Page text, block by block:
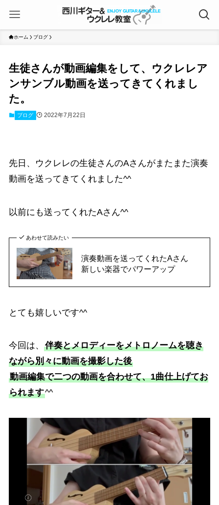
ホーム ブログ
生徒さんが動画編集をして、ウクレレア
ンサンブル動画を送ってきてくれまし
た。
ブログ 2022年7月22日
先日、ウクレレの生徒さんのAさんがまたまた演奏
動画を送ってきてくれました^^
以前にも送ってくれたAさん^^
あわせて読みたい
演奏動画を送ってくれたAさん
新しい楽器でパワーアップ
とても嬉しいです^^
今回は、 伴奏とメロディーをメトロノームを聴き
ながら別々に動画を撮影した後
動画編集で二つの動画を合わせて、1曲仕上げてお
られます^^